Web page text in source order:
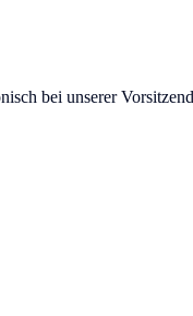
bei unserer